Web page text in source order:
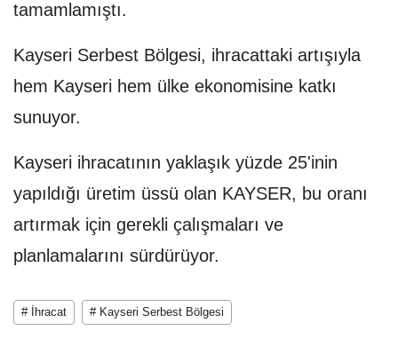
tamamlamıştı.
Kayseri Serbest Bölgesi, ihracattaki artışıyla
hem Kayseri hem ülke ekonomisine katkı
sunuyor.
Kayseri ihracatının yaklaşık yüzde 25'inin
yapıldığı üretim üssü olan KAYSER, bu oranı
artırmak için gerekli çalışmaları ve
planlamalarını sürdürüyor.
# İhracat # Kayseri Serbest Bölgesi